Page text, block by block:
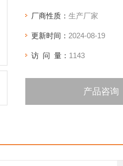
厂商性质： 生产厂家
更新时间： 2024-08-19
访 问 量： 1143
产品咨询